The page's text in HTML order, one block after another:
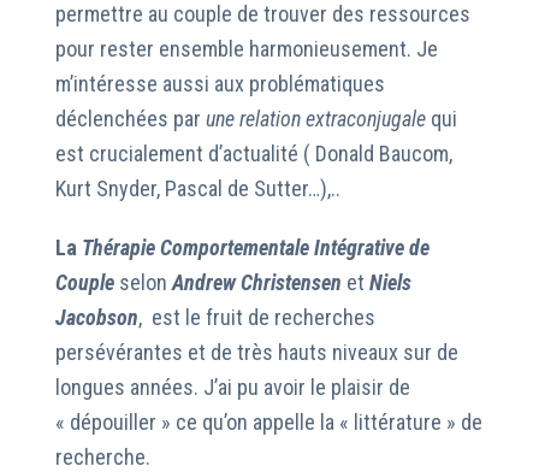
permettre au couple de trouver des ressources
pour rester ensemble harmonieusement. Je
m’intéresse aussi aux problématiques
déclenchées parune relation extraconjugale qui
est crucialement d’actualité ( Donald Baucom,
Kurt Snyder, Pascal de Sutter…),..
La Thérapie Comportementale Intégrative de
Couple selonAndrew Christensen etNiels
Jacobson, est le fruit de recherches
persévérantes et de très hauts niveaux sur de
longues années. J’ai pu avoir le plaisir de
« dépouiller » ce qu’on appelle la « littérature » de
recherche.